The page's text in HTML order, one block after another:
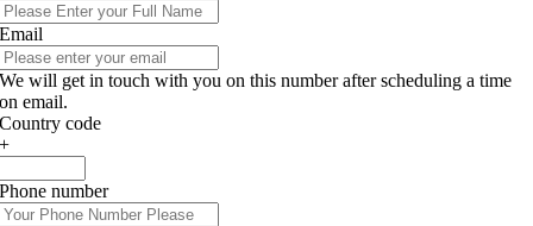
Email
We will get in touch with you on this number after scheduling a time
on email.
Country code
+
Phone number